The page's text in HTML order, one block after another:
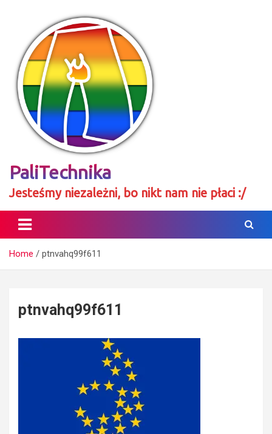
PaliTechnika
Jesteśmy niezależni, bo nikt nam nie płaci :/
Home ptnvahq99f611
ptnvahq99f611